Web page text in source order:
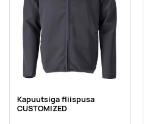
Kapuutsiga fliispusa
CUSTOMIZED